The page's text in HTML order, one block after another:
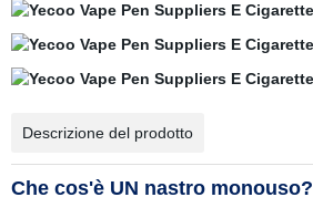
Descrizione del prodotto
Che cos'è UN nastro monouso?